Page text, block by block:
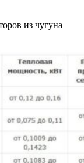
из чугуна